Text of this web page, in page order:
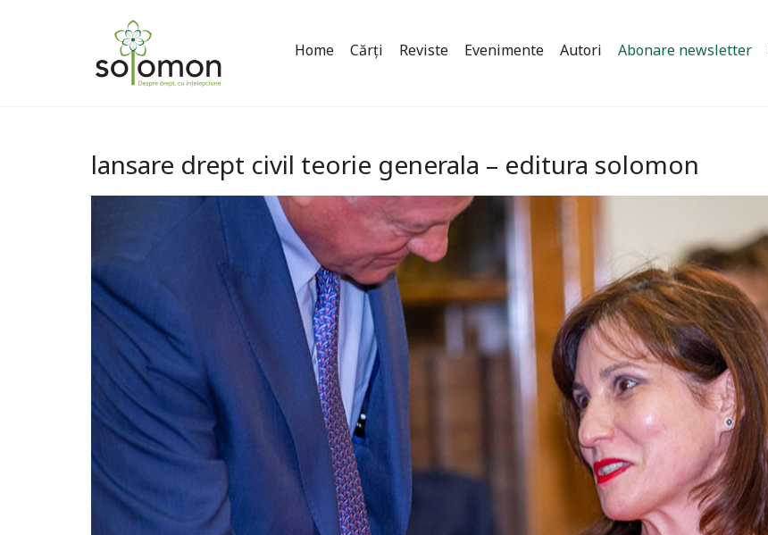
Home Cărți Reviste Evenimente Autori Abonare newsletter
lansare drept civil teorie generala – editura solomon